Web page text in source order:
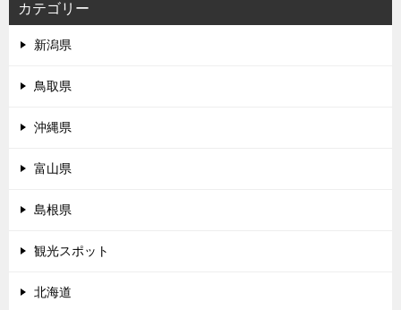
カテゴリー
新潟県
鳥取県
沖縄県
富山県
島根県
観光スポット
北海道